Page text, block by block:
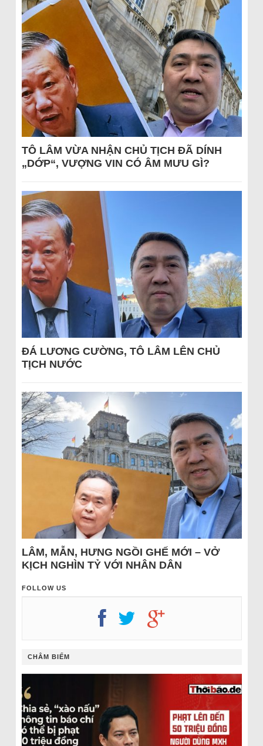
TÔ LÂM VỪA NHẬN CHỦ TỊCH ĐÃ DÍNH
„DỚP“, VƯỢNG VIN CÓ ÂM MƯU GÌ?
ĐÁ LƯƠNG CƯỜNG, TÔ LÂM LÊN CHỦ
TỊCH NƯỚC
LÂM, MẪN, HƯNG NGỒI GHẾ MỚI – VỞ
KỊCH NGHÌN TỶ VỚI NHÂN DÂN
FOLLOW US
CHÂM BIẾM